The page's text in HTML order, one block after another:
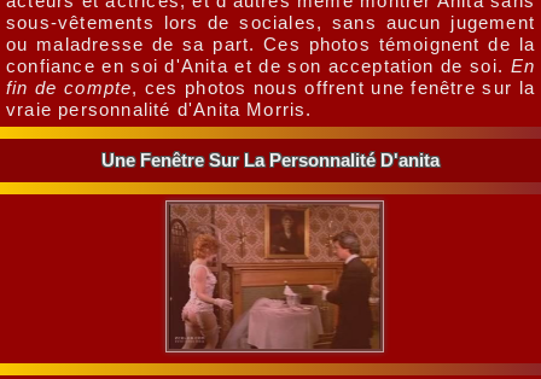
sous-vêtements lors de sociales, sans aucun jugement
ou maladresse de sa part. Ces photos témoignent de la
confiance en soi d'Anita et de son acceptation de soi. En
fin de compte, ces photos nous offrent une fenêtre sur la
vraie personnalité d'Anita Morris.
Une Fenêtre Sur La Personnalité D'anita